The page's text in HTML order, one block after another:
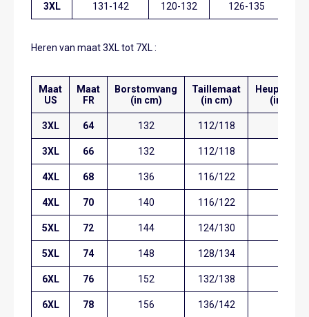
3XL 131-142 120-132 126-135
Heren van maat 3XL tot 7XL :
Maat
US
Maat
FR
Borstomvang
(in cm)
Taillemaat
(in cm)
(in cm)
3XL 64 132 112/118
3XL 66 132 112/118
4XL 68 136 116/122
4XL 70 140 116/122
5XL 72 144 124/130
5XL 74 148 128/134
6XL 76 152 132/138
6XL 78 156 136/142